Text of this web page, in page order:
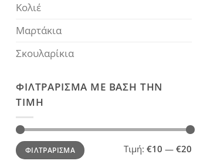
Κολιέ
Μαρτάκια
Σκουλαρίκια
ΦΙΛΤΡΆΡΙΣΜΑ ΜΕ ΒΆΣΗ ΤΗΝ
ΤΙΜΉ
Ελάχιστη
τιμή
Μέγιστη
τιμήΦΙΛΤΡΆΡΙΣΜΑ Τιμή: €10 — €20